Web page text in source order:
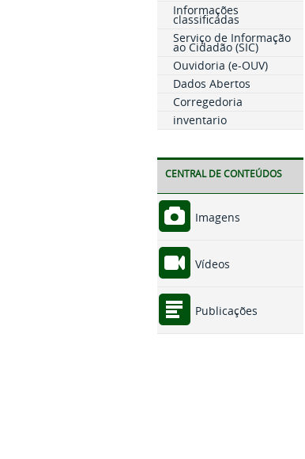
Informações
classificadas
Serviço de Informação
ao Cidadão (SIC)
Ouvidoria (e-OUV)
Dados Abertos
Corregedoria
inventario
CENTRAL DE CONTEÚDOS
Imagens
Vídeos
Publicações